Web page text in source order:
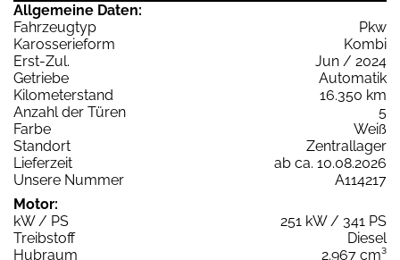
Allgemeine Daten:
Fahrzeugtyp
Pkw
Karosserieform
Kombi
Erst-Zul.
Jun / 2024
Getriebe
Automatik
Kilometerstand
16.350 km
Anzahl der Türen
5
Farbe
Weiß
Standort
Zentrallager
Lieferzeit
ab ca. 10.08.2026
Unsere Nummer
A114217
Motor:
kW / PS
251 kW / 341 PS
Treibstoff
Diesel
Hubraum
2.967 cm³